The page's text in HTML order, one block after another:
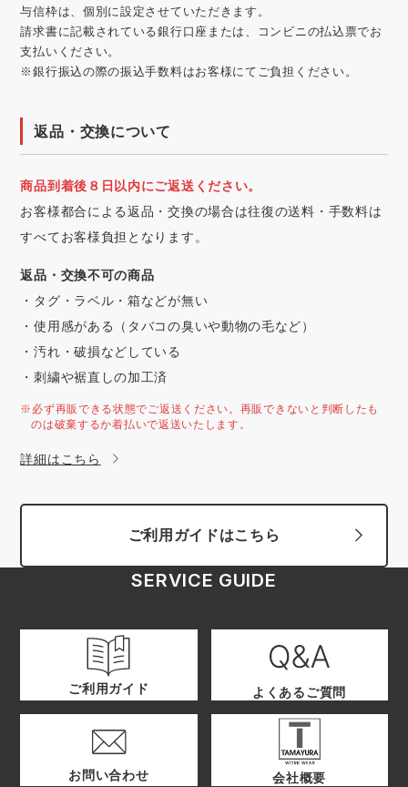
与信枠は、個別に設定させていただきます。
請求書に記載されている銀行口座または、コンビニの払込票でお
支払いください。
※銀行振込の際の振込手数料はお客様にてご負担ください。
返品・交換について
商品到着後８日以内にご返送ください。
お客様都合による返品・交換の場合は往復の送料・手数料は
すべてお客様負担となります。
返品・交換不可の商品
・タグ・ラベル・箱などが無い
・使用感がある（タバコの臭いや動物の毛など）
・汚れ・破損などしている
・刺繍や裾直しの加工済
※必ず再販できる状態でご返送ください。再販できないと判断したも
のは破棄するか着払いで返送いたします。
詳細はこちら
ご利用ガイドはこちら
SERVICE GUIDE
ご利用ガイド よくあるご質問
お問い合わせ 会社概要